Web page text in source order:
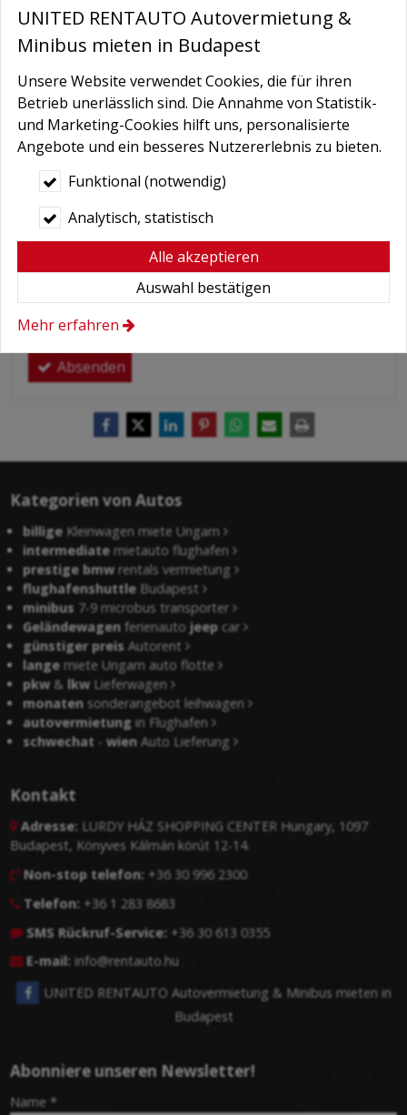
Nachricht
Bedingungen*
Hiermit autorisiere ich die Behandlung
meiner persönlichen Daten.
Absenden
Kategorien von Autos
billige Kleinwagen miete Ungarn
intermediate mietauto flughafen
prestige bmwrentals vermietung
flughafenshuttle Budapest
minibus 7-9 microbus transporter
Geländewagen ferienautojeep car
günstiger preis Autorent
lange miete Ungarn auto flotte
pkw&lkwLieferwagen
monaten sonderangebot leihwagen
autovermietung in Flughafen
schwechat -wien Auto Lieferung
Kontakt
 Adresse: LURDY HÁZ SHOPPING CENTER Hungary, 1097
Budapest, Könyves Kálmán körút 12-14.
 Non-stop telefon: +36 30 996 2300
 Telefon: +36 1 283 8683
 SMS Rückruf-Service: +36 30 613 0355
 E-mail: info@rentauto.hu
UNITED RENTAUTO Autovermietung & Minibus mieten in
Budapest
Abonniere unseren Newsletter!
-Name *
UNITED RENTAUTO Autovermietung &
Minibus mieten in Budapest
Unsere Website verwendet Cookies, die für ihren
Betrieb unerlässlich sind. Die Annahme von Statistik-
und Marketing-Cookies hilft uns, personalisierte
Angebote und ein besseres Nutzererlebnis zu bieten.
Funktional (notwendig)
Analytisch, statistisch
Alle akzeptieren
Auswahl bestätigen
Mehr erfahren